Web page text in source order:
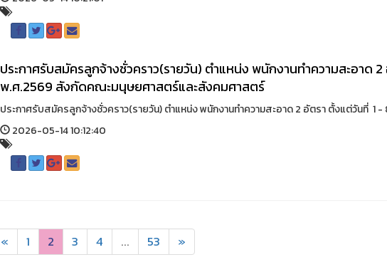
ประกาศรับสมัครลูกจ้างชั่วคราว(รายวัน) ตำแหน่ง พนักงานทำความสะอาด
พ.ศ.2569 สังกัดคณะมนุษยศาสตร์และสังคมศาสตร์
ประกาศรับสมัครลูกจ้างชั่วคราว(รายวัน) ตำแหน่ง พนักงานทำความสะอาด 2 อัตรา ตั้งแต่วันที่ 1 -
2026-05-14 10:12:40
« 1 2 3 4 ... 53 »